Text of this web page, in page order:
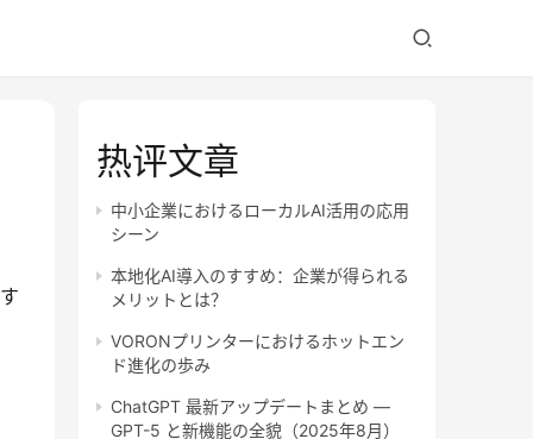
热评文章
中小企業におけるローカルAI活用の応用
シーン
本地化AI導入のすすめ：企業が得られる
メリットとは？
VORONプリンターにおけるホットエン
ド進化の歩み
ChatGPT 最新アップデートまとめ —
GPT-5 と新機能の全貌（2025年8月）